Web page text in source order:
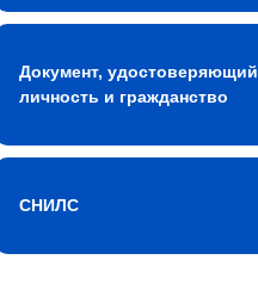
Документ, удостоверяющий
личность и гражданство
СНИЛС